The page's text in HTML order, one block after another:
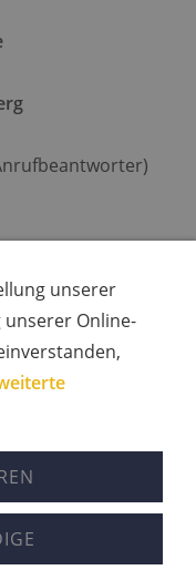
unserer
Online-